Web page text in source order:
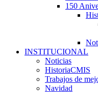
150
INSTITUCIONAL
Noticias
HistoriaCMIS
Trabajos de
Navidad